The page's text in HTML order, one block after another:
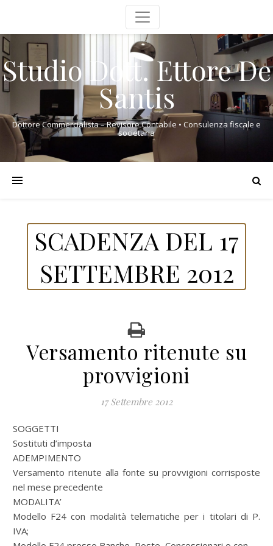
Studio Dott. Ettore De
Santis
Dottore Commercialista – Revisore Contabile • Consulenza fiscale e
societaria
SCADENZA DEL 17
SETTEMBRE 2012
Versamento ritenute su
provvigioni
17 Settembre 2012
SOGGETTI
Sostituti d’imposta
ADEMPIMENTO
Versamento ritenute alla fonte su provvigioni corrisposte
nel mese precedente
MODALITA’
Modello F24 con modalità telematiche per i titolari di P.
IVA;